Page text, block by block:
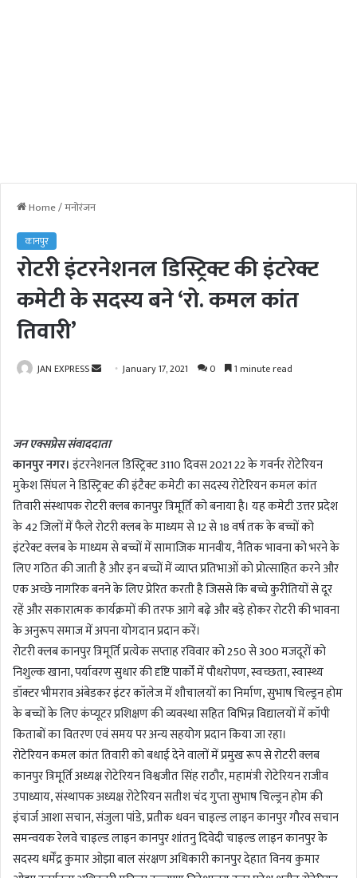
Home/मनोरंजन
कानपुर
रोटरी इंटरनेशनल डिस्ट्रिक्ट की इंटरेक्ट
कमेटी के सदस्य बने ‘रो. कमल कांत
तिवारी’
JAN EXPRESS
a
n
e
m
a
i
l
January 17, 2021 0 1 minute read
जन एक्सप्रेस संवाददाता
कानपुर नगर। इंटरनेशनल डिस्ट्रिक्ट 3110 दिवस 2021 22 के गवर्नर रोटेरियन
मुकेश सिंघल ने डिस्ट्रिक्ट की इंटैक्ट कमेटी का सदस्य रोटेरियन कमल कांत
तिवारी संस्थापक रोटरी क्लब कानपुर त्रिमूर्ति को बनाया है। यह कमेटी उत्तर प्रदेश
के 42 जिलों में फैले रोटरी क्लब के माध्यम से 12 से 18 वर्ष तक के बच्चों को
इंटरेक्ट क्लब के माध्यम से बच्चों में सामाजिक मानवीय, नैतिक भावना को भरने के
लिए गठित की जाती है और इन बच्चों में व्याप्त प्रतिभाओं को प्रोत्साहित करने और
एक अच्छे नागरिक बनने के लिए प्रेरित करती है जिससे कि बच्चे कुरीतियों से दूर
रहें और सकारात्मक कार्यक्रमों की तरफ आगे बढ़े और बड़े होकर रोटरी की भावना
के अनुरूप समाज में अपना योगदान प्रदान करें।
रोटरी क्लब कानपुर त्रिमूर्ति प्रत्येक सप्ताह रविवार को 250 से 300 मजदूरों को
निशुल्क खाना, पर्यावरण सुधार की दृष्टि पार्कों में पौधरोपण, स्वच्छता, स्वास्थ्य
डॉक्टर भीमराव अंबेडकर इंटर कॉलेज में शौचालयों का निर्माण, सुभाष चिल्ड्रन होम
के बच्चों के लिए कंप्यूटर प्रशिक्षण की व्यवस्था सहित विभिन्न विद्यालयों में कॉपी
किताबों का वितरण एवं समय पर अन्य सहयोग प्रदान किया जा रहा।
रोटेरियन कमल कांत तिवारी को बधाई देने वालों में प्रमुख रूप से रोटरी क्लब
कानपुर त्रिमूर्ति अध्यक्ष रोटेरियन विश्वजीत सिंह राठौर, महामंत्री रोटेरियन राजीव
उपाध्याय, संस्थापक अध्यक्ष रोटेरियन सतीश चंद गुप्ता सुभाष चिल्ड्रन होम की
इंचार्ज आशा सचान, संजुला पांडे, प्रतीक धवन चाइल्ड लाइन कानपुर गौरव सचान
समन्वयक रेलवे चाइल्ड लाइन कानपुर शांतनु दिवेदी चाइल्ड लाइन कानपुर के
सदस्य धर्मेंद्र कुमार ओझा बाल संरक्षण अधिकारी कानपुर देहात विनय कुमार